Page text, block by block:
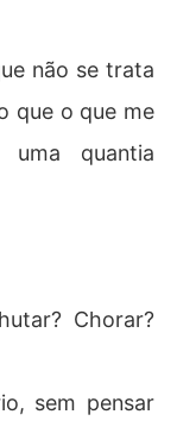
não se trata
que o que me
uma quantia
Chorar?
sem pensar